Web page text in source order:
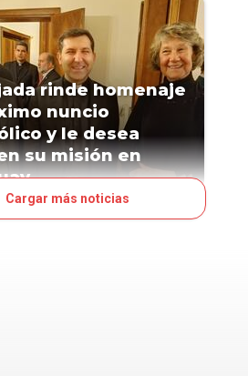
rinde homenaje
nuncio
y le desea
su misión en
Cargar más noticias